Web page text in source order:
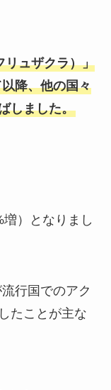
リュザクラ）」
降、他の国々
しました。
）となりまし
行国でのアク
たことが主な